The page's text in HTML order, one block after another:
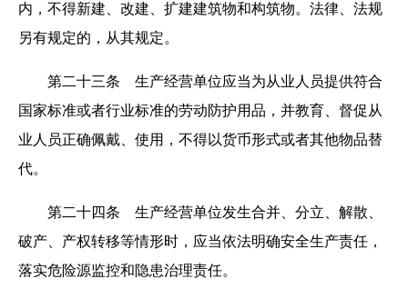
内，不得新建、改建、扩建建筑物和构筑物。法律、法规
另有规定的，从其规定。
第二十三条 生产经营单位应当为从业人员提供符合
国家标准或者行业标准的劳动防护用品，并教育、督促从
业人员正确佩戴、使用，不得以货币形式或者其他物品替
代。
第二十四条 生产经营单位发生合并、分立、解散、
破产、产权转移等情形时，应当依法明确安全生产责任，
落实危险源监控和隐患治理责任。